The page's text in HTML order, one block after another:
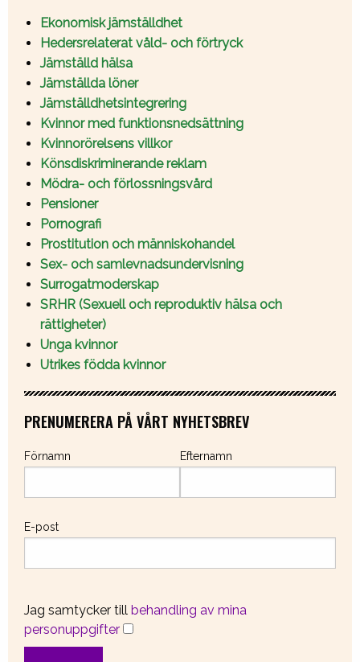
Ekonomisk jämställdhet
Hedersrelaterat våld- och förtryck
Jämställd hälsa
Jämställda löner
Jämställdhetsintegrering
Kvinnor med funktionsnedsättning
Kvinnorörelsens villkor
Könsdiskriminerande reklam
Mödra- och förlossningsvård
Pensioner
Pornografi
Prostitution och människohandel
Sex- och samlevnadsundervisning
Surrogatmoderskap
SRHR (Sexuell och reproduktiv hälsa och
rättigheter)
Unga kvinnor
Utrikes födda kvinnor
PRENUMERERA PÅ VÅRT NYHETSBREV
Förnamn Efternamn
E-post
Jag samtycker till behandling av mina
personuppgifter